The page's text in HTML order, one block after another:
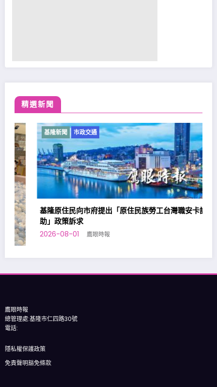
精選新聞
基隆新聞 市政交通
基隆原住民向市府提出「原住民族勞工台灣職安卡訓練補
助」政策訴求
2026-08-01 鷹眼時報
鷹眼時報
總管理處:基隆市仁四路30號
電話:
隱私權保護政策
免責聲明豁免條款